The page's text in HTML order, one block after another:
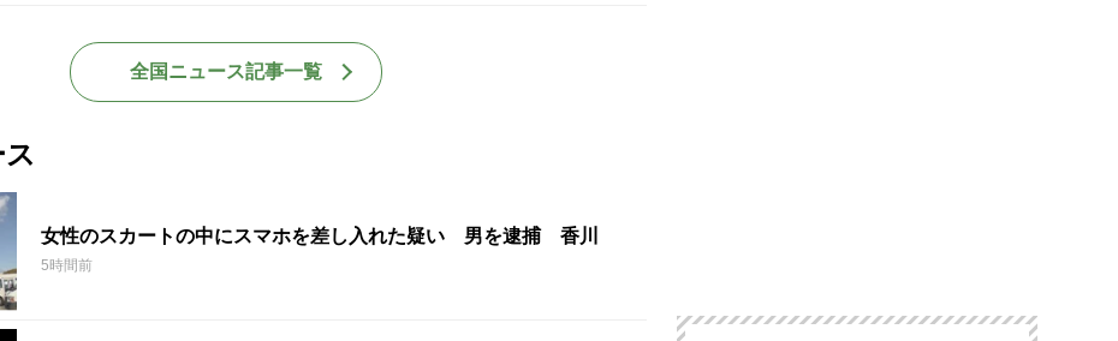
全国ニュース記事一覧
女性のスカートの中にスマホを差し入れた疑い 男を逮捕 香川
5時間前